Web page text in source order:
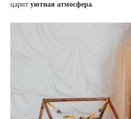
царит уютная атмосфера